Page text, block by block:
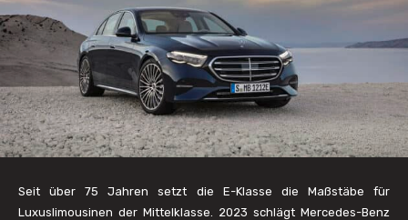
Seit über 75 Jahren setzt die E-Klasse die Maßstäbe für
Luxuslimousinen der Mittelklasse. 2023 schlägt Mercedes-Benz